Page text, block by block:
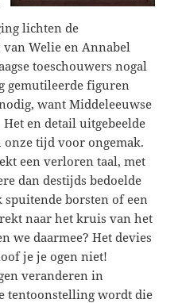
lichten de
Welie en Annabel
toeschouwers nogal
gemutileerde figuren
want Middeleeuwse
en detail uitgebeelde
tijd voor ongemak.
een verloren taal, met
dan destijds bedoelde
borsten of een
naar het kruis van het
we daarmee? Het devies
je je ogen niet!
veranderen in
tentoonstelling wordt die